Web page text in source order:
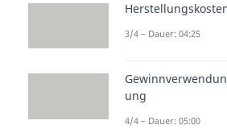
doppelten
paar
GmbHs, AGs
3/4 – Dauer: 04:25
ung
4/4 – Dauer: 05:00